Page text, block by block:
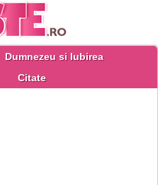
Dumnezeu si Iubirea
Citate